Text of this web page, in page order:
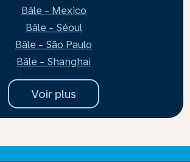
Bâle - Mexico
Bâle - Séoul
Bâle - São Paulo
Bâle - Shanghai
Voir plus